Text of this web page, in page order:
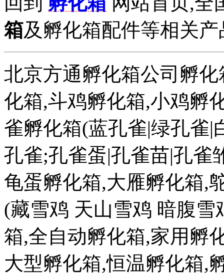
箱及孵化箱配件等相关产
北京方通孵化箱公司孵
化箱,斗鸡孵化箱,小鸡孵
雀孵化箱(蓝孔雀|绿孔雀|
孔雀;孔雀蛋|孔雀苗|孔雀
龟蛋孵化箱,大雁孵化箱,
(藏雪鸡 天山雪鸡 暗腹
箱,全自动孵化箱,家用孵
大型孵化箱,恒温孵化箱,